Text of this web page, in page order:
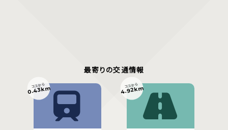
最寄りの交通情報
ココから
0.43km ココから
4.92km